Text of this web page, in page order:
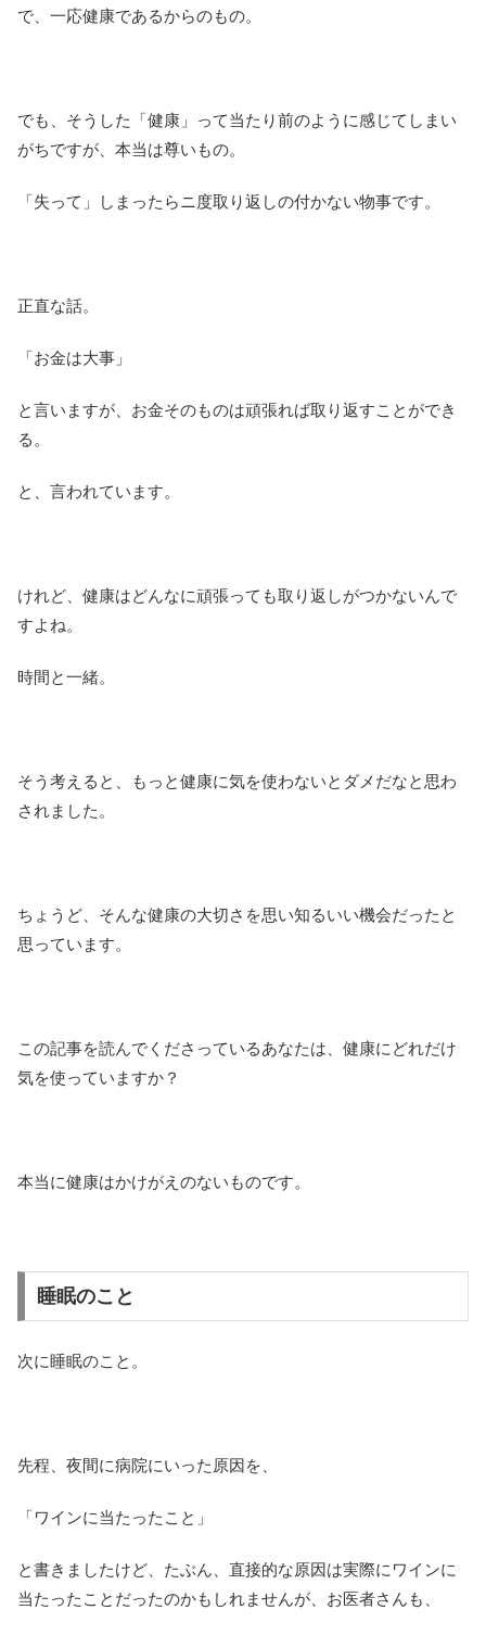
で、一応健康であるからのもの。
でも、そうした「健康」って当たり前のように感じてしまい
がちですが、本当は尊いもの。
「失って」しまったらニ度取り返しの付かない物事です。
正直な話。
「お金は大事」
と言いますが、お金そのものは頑張れば取り返すことができ
る。
と、言われています。
けれど、健康はどんなに頑張っても取り返しがつかないんで
すよね。
時間と一緒。
そう考えると、もっと健康に気を使わないとダメだなと思わ
されました。
ちょうど、そんな健康の大切さを思い知るいい機会だったと
思っています。
この記事を読んでくださっているあなたは、健康にどれだけ
気を使っていますか？
本当に健康はかけがえのないものです。
睡眠のこと
次に睡眠のこと。
先程、夜間に病院にいった原因を、
「ワインに当たったこと」
と書きましたけど、たぶん、直接的な原因は実際にワインに
当たったことだったのかもしれませんが、お医者さんも、